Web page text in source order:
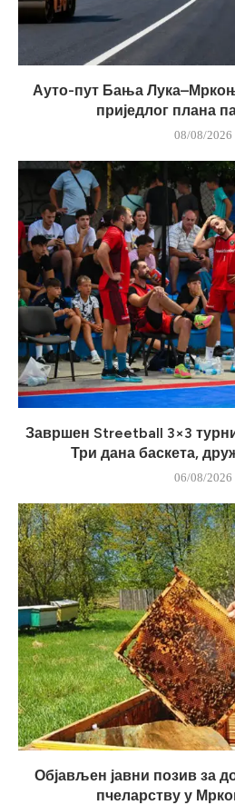
Ауто-пут Бања
приједлог плана
08/08/2026
Завршен Streetball 3×3
Три дана баскета,
06/08/2026
Објављен јавни позив за
пчеларству у